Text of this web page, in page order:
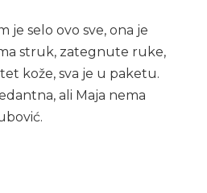
je selo ovo sve, ona je
struk, zategnute ruke,
kože, sva je u paketu.
ali Maja nema